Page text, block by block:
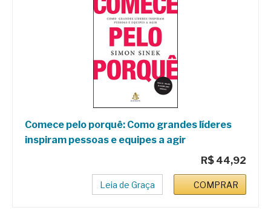
Comece pelo porquê: Como grandes líderes
inspiram pessoas e equipes a agir
R$ 44,92
Leia de Graça COMPRAR